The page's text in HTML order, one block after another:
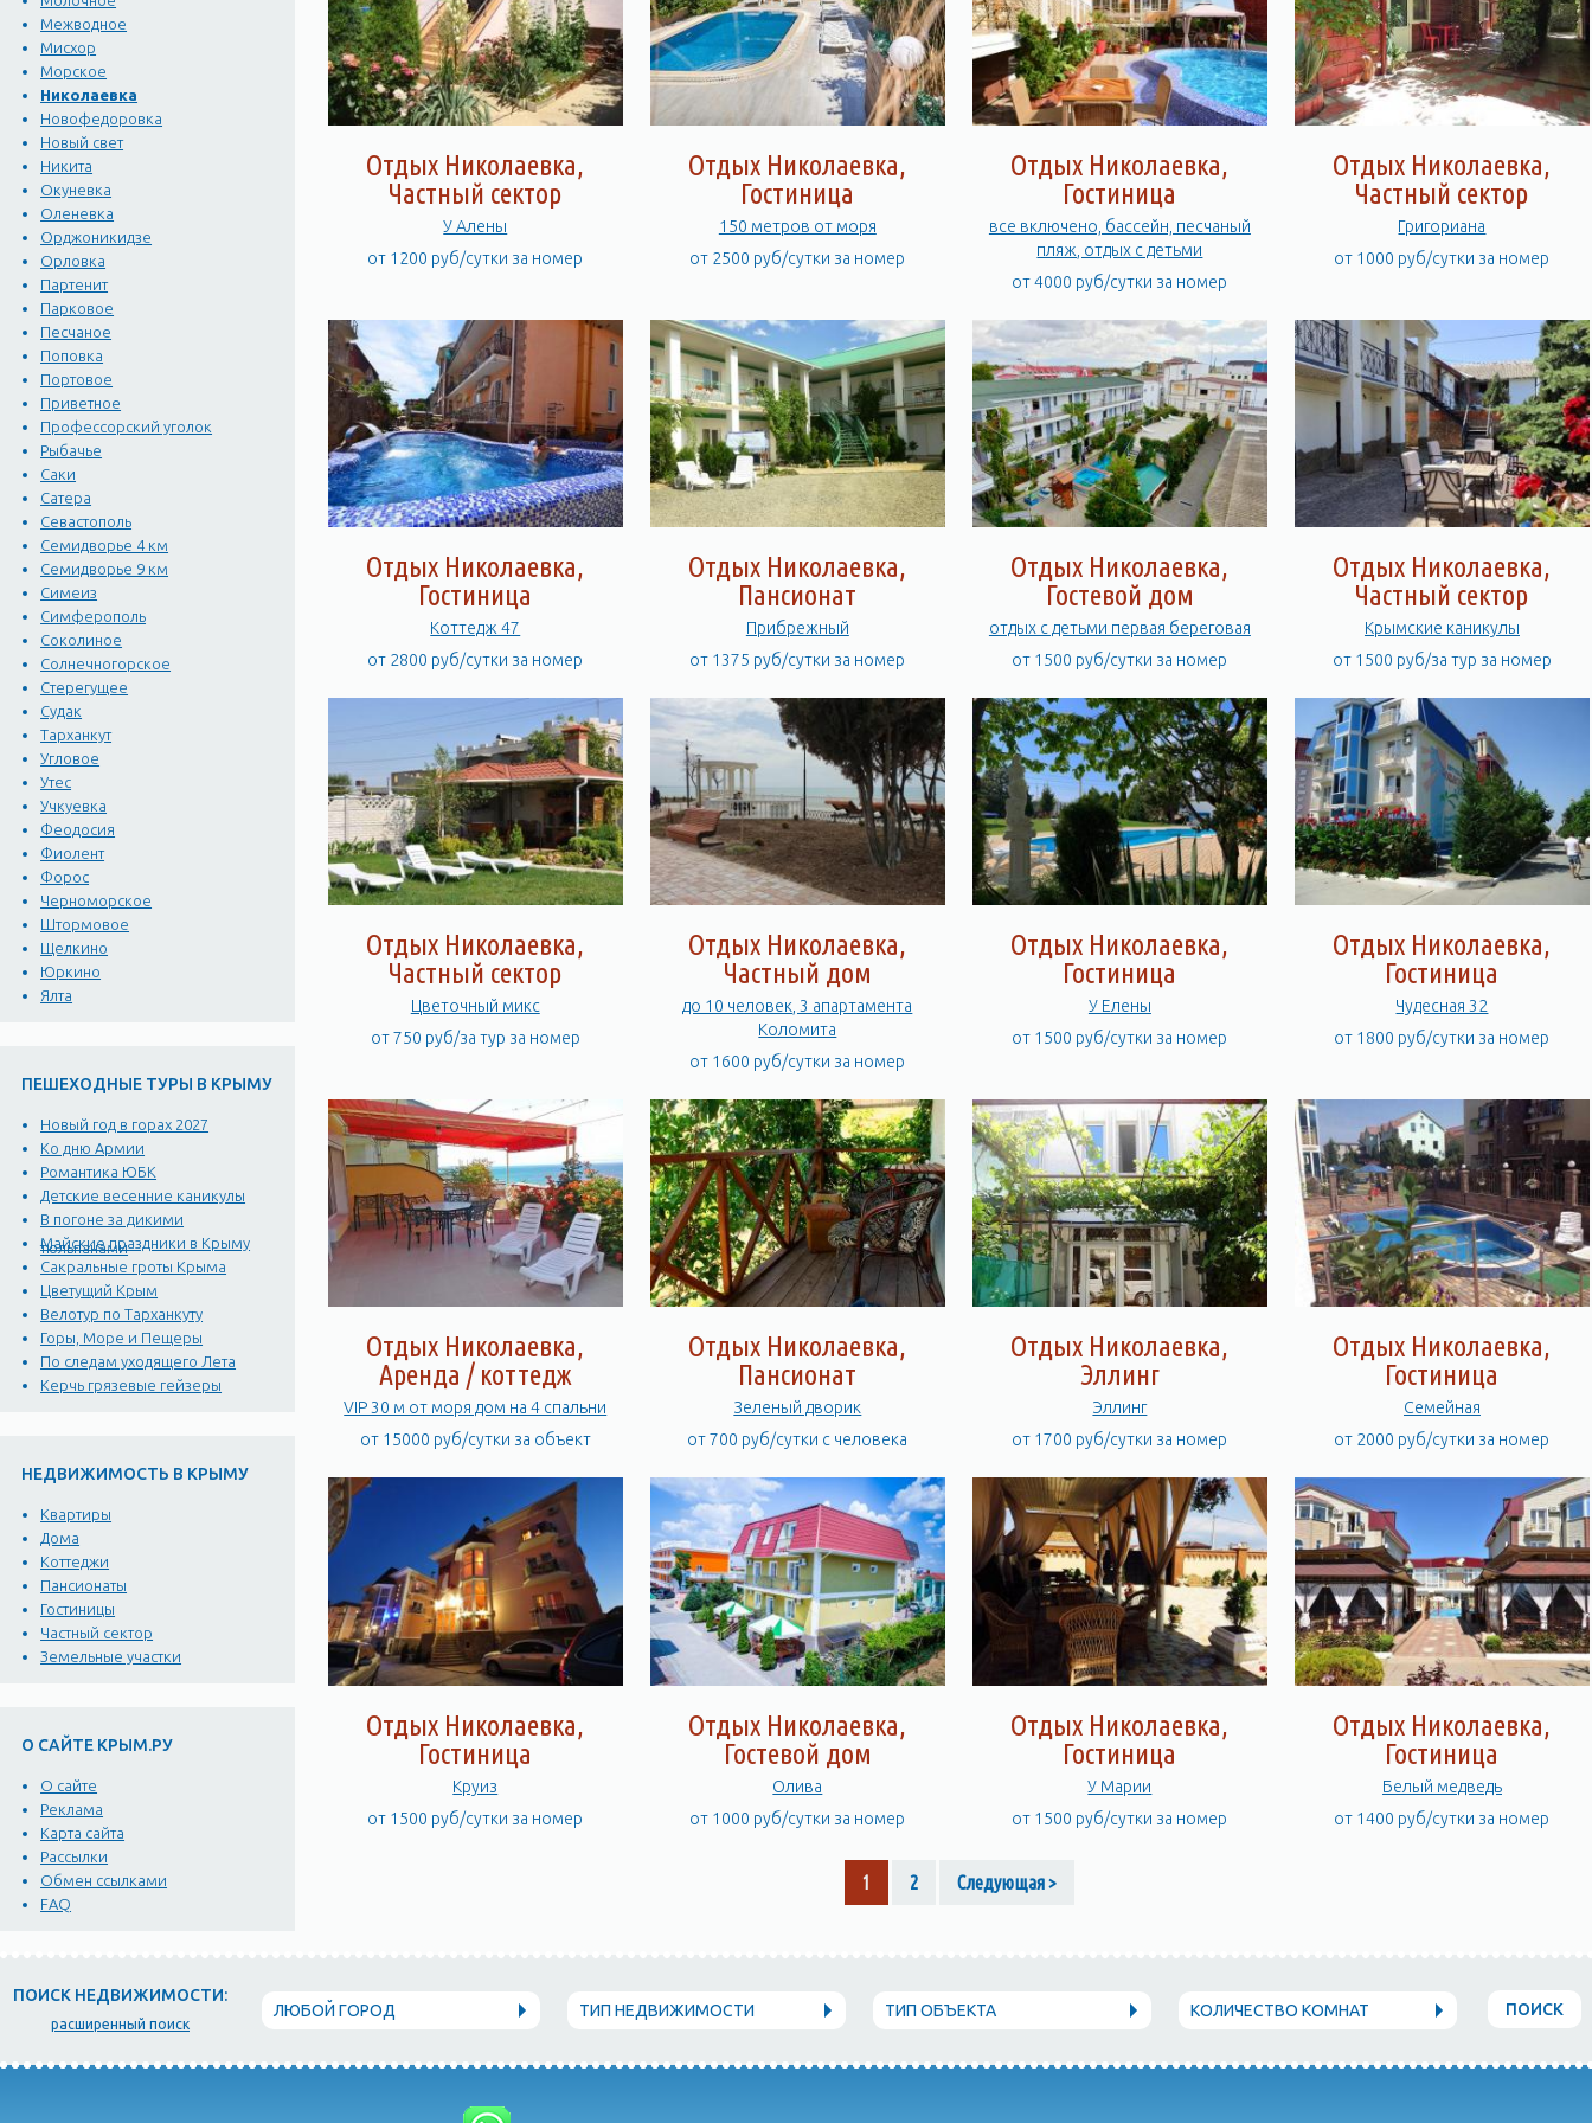
Межводное
Мисхор
Морское
Николаевка
Новофедоровка
Новый свет
Никита
Окуневка
Оленевка
Орджоникидзе
Орловка
Партенит
Парковое
Песчаное
Поповка
Портовое
Приветное
Профессорский уголок
Рыбачье
Саки
Сатера
Севастополь
Семидворье 4 км
Семидворье 9 км
Симеиз
Симферополь
Соколиное
Солнечногорское
Стерегущее
Судак
Тарханкут
Угловое
Утес
Учкуевка
Феодосия
Фиолент
Форос
Черноморское
Штормовое
Щелкино
Юркино
Ялта
ПЕШЕХОДНЫЕ ТУРЫ В КРЫМУ
Новый год в горах 2027
Ко дню Армии
Романтика ЮБК
Детские весенние каникулы
В погоне за дикими
тюльпанами
Майские праздники в Крыму
Сакральные гроты Крыма
Цветущий Крым
Велотур по Тарханкуту
Горы, Море и Пещеры
По следам уходящего Лета
Керчь грязевые гейзеры
НЕДВИЖИМОСТЬ В КРЫМУ
Квартиры
Дома
Коттеджи
Пансионаты
Гостиницы
Частный сектор
Земельные участки
О САЙТЕ КРЫМ.РУ
О сайте
Реклама
Карта сайта
Рассылки
Обмен ссылками
FAQ
Отдых Николаевка,
Частный сектор
У Алены
от 1200 руб/сутки за номер
Отдых Николаевка,
Гостиница
150 метров от моря
от 2500 руб/сутки за номер
Отдых Николаевка,
Гостиница
все включено, бассейн, песчаный
пляж, отдых с детьми
от 4000 руб/сутки за номер
Отдых Николаевка,
Частный сектор
Григориана
от 1000 руб/сутки за номер
Отдых Николаевка,
Гостиница
Коттедж 47
от 2800 руб/сутки за номер
Отдых Николаевка,
Пансионат
Прибрежный
от 1375 руб/сутки за номер
Отдых Николаевка,
Гостевой дом
отдых с детьми первая береговая
от 1500 руб/сутки за номер
Отдых Николаевка,
Частный сектор
Крымские каникулы
от 1500 руб/за тур за номер
Отдых Николаевка,
Частный сектор
Цветочный микс
от 750 руб/за тур за номер
Отдых Николаевка,
Частный дом
до 10 человек, 3 апартамента
Коломита
от 1600 руб/сутки за номер
Отдых Николаевка,
Гостиница
У Елены
от 1500 руб/сутки за номер
Отдых Николаевка,
Гостиница
Чудесная 32
от 1800 руб/сутки за номер
Отдых Николаевка,
Аренда / коттедж
VIP 30 м от моря дом на 4 спальни
от 15000 руб/сутки за объект
Отдых Николаевка,
Пансионат
Зеленый дворик
от 700 руб/сутки с человека
Отдых Николаевка,
Эллинг
Эллинг
от 1700 руб/сутки за номер
Отдых Николаевка,
Гостиница
Семейная
от 2000 руб/сутки за номер
Отдых Николаевка,
Гостиница
Круиз
от 1500 руб/сутки за номер
Отдых Николаевка,
Гостевой дом
Олива
от 1000 руб/сутки за номер
Отдых Николаевка,
Гостиница
У Марии
от 1500 руб/сутки за номер
Отдых Николаевка,
Гостиница
Белый медведь
от 1400 руб/сутки за номер
1 2 Следующая >
ПОИСК НЕДВИЖИМОСТИ:
расширенный поиск
ЛЮБОЙ ГОРОД ТИП НЕДВИЖИМОСТИ ТИП ОБЪЕКТА КОЛИЧЕСТВО КОМНАТ ПОИСК